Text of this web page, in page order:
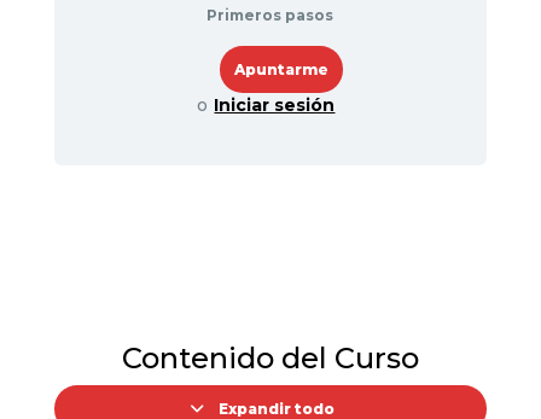
Primeros pasos
o Iniciar sesión
Contenido del Curso
Expandir todo